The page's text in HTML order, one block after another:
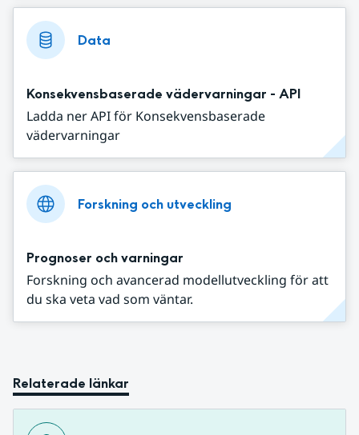
Data
Konsekvensbaserade vädervarningar - API
Ladda ner API för Konsekvensbaserade
vädervarningar
Forskning och utveckling
Prognoser och varningar
Forskning och avancerad modellutveckling för att
du ska veta vad som väntar.
Relaterade länkar